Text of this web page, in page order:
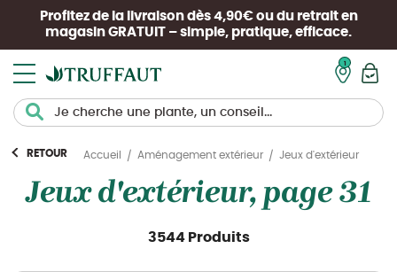
Profitez de la livraison dès 4,90€ ou du retrait en
magasin GRATUIT – simple, pratique, efficace.
RETOUR Accueil Aménagement extérieur Jeux d'extérieur
Jeux d'extérieur, page 31
3544 Produits